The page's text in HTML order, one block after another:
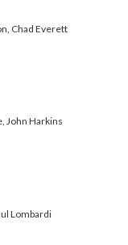
Chad Everett
John Harkins
Lombardi